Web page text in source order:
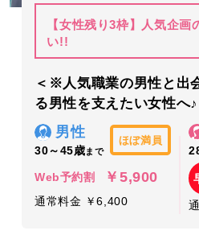
【女性残り3枠】人気企画
い!!
＜※人気職業の男性と出
る男性を支えたい女性へ♪
男性
30～45歳まで
ほぼ満員
Web予約割 ￥5,900
通常料金 ￥6,400